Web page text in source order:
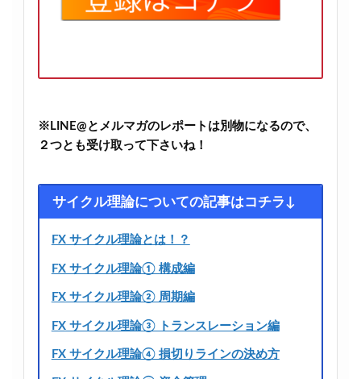
※LINE@とメルマガのレポートは別物になるので、
２つとも受け取って下さいね！
サイクル理論についての記事はコチラ↓
FX サイクル理論とは！？
FX サイクル理論① 構成編
FX サイクル理論② 周期編
FX サイクル理論③ トランスレーション編
FX サイクル理論④ 損切りラインの決め方